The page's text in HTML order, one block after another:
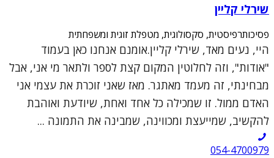
שירלי קליין
פסיכותרפיסטית, סקסולוגית, מטפלת זוגית ומשפחתית
היי, נעים מאד, שירלי קליין.אומנם אנחנו כאן בעמוד
"אודות", וזה לחלוטין המקום קצת לספר ולתאר מי אני, אבל
מבחינתי, זה מעמד מאתגר. מאז שאני זוכרת את עצמי אני
האדם ממול. זו שמכילה כל אחד ואחת, שיודעת ואוהבת
להקשיב, שמייעצת ומכווינה, שמבינה את התמונה ...
054-4700979